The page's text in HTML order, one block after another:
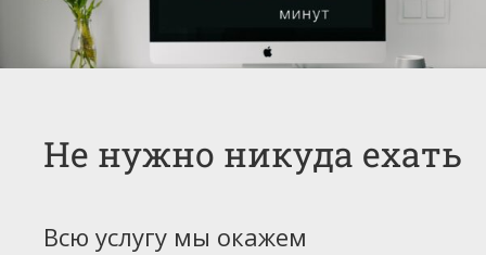
Не нужно никуда ехать
Всю услугу мы окажем